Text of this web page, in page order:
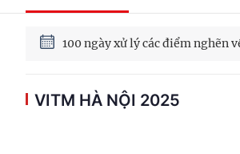
100 ngày xử lý các điểm nghẽn
Phát triển nhà ở cho thuê - Trụ
VITM HÀ NỘI 2025